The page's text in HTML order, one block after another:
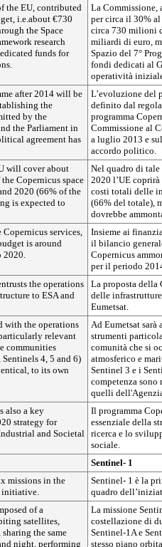
the EU, contributed
i.e.about €730
the Space
research
funds for
La Commissione,
per circa il 30%
circa 730 milioni
miliardi di euro,
Spazio del 7°
fondi dedicati al
operatività
after 2014 will be
the
by the
the Parliament in
agreement has
L’evoluzione del
definito dal
programma
Commissione al
a luglio 2013 e
accordo politico.
will cover about
Copernicus space
2020 (66% of the
is expected to
Nel quadro di
2020 l’UE
costi totali delle
(66% del totale),
dovrebbe
services,
is around
Insieme ai
il bilancio
Copernicus
per il periodo
the operations
to ESA and
La proposta della
delle
Eumetsat.
with the operations
relevant
communities
4, 5 and 6)
to its own
Ad Eumetsat
strumenti
comunità che si
atmosferico e
Sentinel 3 e i
competenza
quelli
also a key
strategy for
and Societal
Il programma
essenziale della
ricerca e lo
sociale.
Sentinel- 1
missions in the
initiative.
Sentinel- 1 è la
quadro
of a
satellites,
the same
night, performing
La missione
costellazione di
Sentinel-1A e
stesso piano